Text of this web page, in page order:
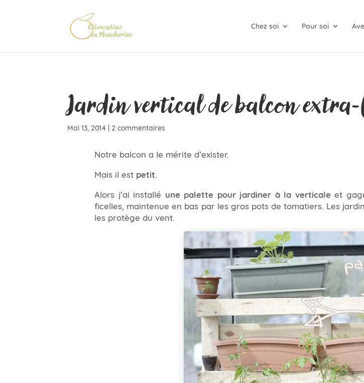
Chez soi Pour soi
Jardin vertical de balcon
Mai 13, 2014 | 2 commentaires
Notre balcon a le mérite d’exister.
Mais il est petit.
Alors j’ai installé une palette pour jardiner à la verticale et
ficelles, maintenue en bas par les gros pots de tomatiers. Les
les protège du vent.